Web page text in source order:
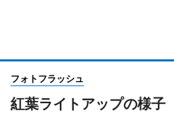
フォトフラッシュ
紅葉ライトアップの様子